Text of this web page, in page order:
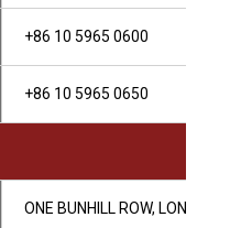
+86 10 5965 0600
+86 10 5965 0650
ONE BUNHILL ROW, LONDON